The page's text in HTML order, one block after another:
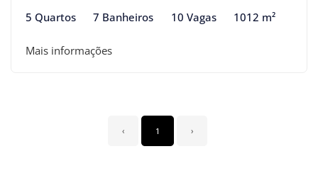
5 Quartos 7 Banheiros 10 Vagas 1012 m²
Mais informações
‹ 1 ›